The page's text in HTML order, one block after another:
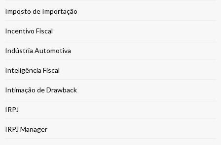
Imposto de Importação
Incentivo Fiscal
Indústria Automotiva
Inteligência Fiscal
Intimação de Drawback
IRPJ
IRPJ Manager